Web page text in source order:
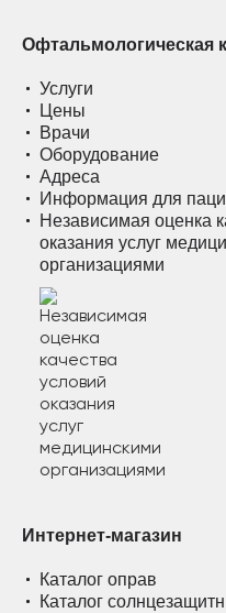
Офтальмологическая
Услуги
Цены
Врачи
Оборудование
Адреса
Информация для
Независимая оценка
оказания услуг
организациями
Интернет-магазин
Каталог оправ
Каталог